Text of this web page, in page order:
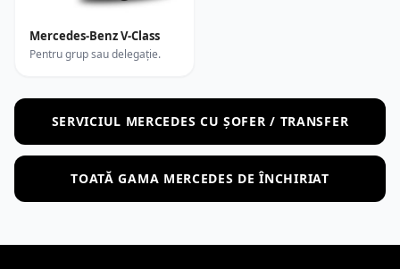
Mercedes-Benz V-Class
Pentru grup sau delegație.
SERVICIUL MERCEDES CU ȘOFER / TRANSFER
TOATĂ GAMA MERCEDES DE ÎNCHIRIAT